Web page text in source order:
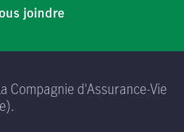
joindre
Compagnie d'Assurance-Vie